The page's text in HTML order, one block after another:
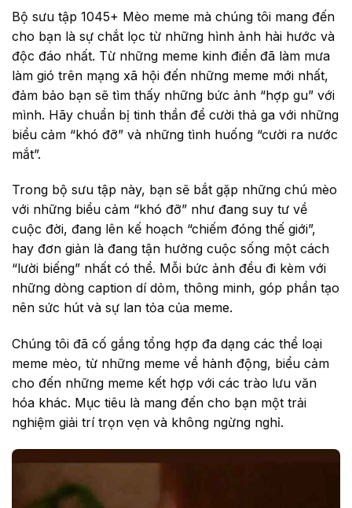
Bộ sưu tập 1045+ Mèo meme mà chúng tôi mang đến
cho bạn là sự chắt lọc từ những hình ảnh hài hước và
độc đáo nhất. Từ những meme kinh điển đã làm mưa
làm gió trên mạng xã hội đến những meme mới nhất,
đảm bảo bạn sẽ tìm thấy những bức ảnh “hợp gu” với
mình. Hãy chuẩn bị tinh thần để cười thả ga với những
biểu cảm “khó đỡ” và những tình huống “cười ra nước
mắt”.
Trong bộ sưu tập này, bạn sẽ bắt gặp những chú mèo
với những biểu cảm “khó đỡ” như đang suy tư về
cuộc đời, đang lên kế hoạch “chiếm đóng thế giới”,
hay đơn giản là đang tận hưởng cuộc sống một cách
“lười biếng” nhất có thể. Mỗi bức ảnh đều đi kèm với
những dòng caption dí dỏm, thông minh, góp phần tạo
nên sức hút và sự lan tỏa của meme.
Chúng tôi đã cố gắng tổng hợp đa dạng các thể loại
meme mèo, từ những meme về hành động, biểu cảm
cho đến những meme kết hợp với các trào lưu văn
hóa khác. Mục tiêu là mang đến cho bạn một trải
nghiệm giải trí trọn vẹn và không ngừng nghỉ.